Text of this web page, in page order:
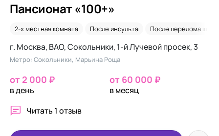
Пансионат «100+»
2-х местная комната После инсульта После перелома
г. Москва, ВАО, Сокольники, 1-й Лучевой просек, 3
Метро: Сокольники, Марьина Роща
от 2 000 ₽
в день
от 60 000 ₽
в месяц
Читать 1 отзыв